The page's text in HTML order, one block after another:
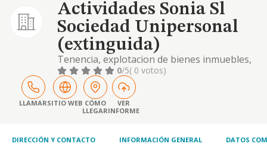
Actividades Sonia Sl
Sociedad Unipersonal
(extinguida)
Tenencia, explotacion de bienes inmuebles,
asi como cualquier tipo de inversiones
mobiliarias e inmobiliarias.
0/5( 0 votos)
LLAMARSITIO WEB CÓMO
LLEGAR
VER
INFORME
DIRECCIÓN Y CONTACTO INFORMACIÓN GENERAL DATOS